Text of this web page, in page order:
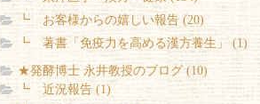
┗ お客様からの嬉しい報告 (20)
┗ 著書「免疫力を高める漢方養生」 (1)
★発酵博士 永井教授のブログ (10)
┗ 近況報告 (1)